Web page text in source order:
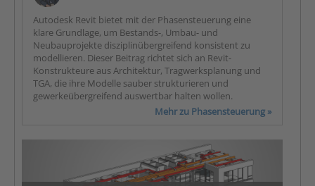
Autodesk Revit bietet mit der Phasensteuerung eine
klare Grundlage, um Bestands-, Umbau- und
Neubauprojekte disziplinübergreifend konsistent zu
modellieren. Dieser Beitrag richtet sich an Revit-
Konstrukteure aus Architektur, Tragwerksplanung und
TGA, die ihre Modelle sauber strukturieren und
gewerkeübergreifend auswertbar halten wollen.
Mehr zu Phasensteuerung »